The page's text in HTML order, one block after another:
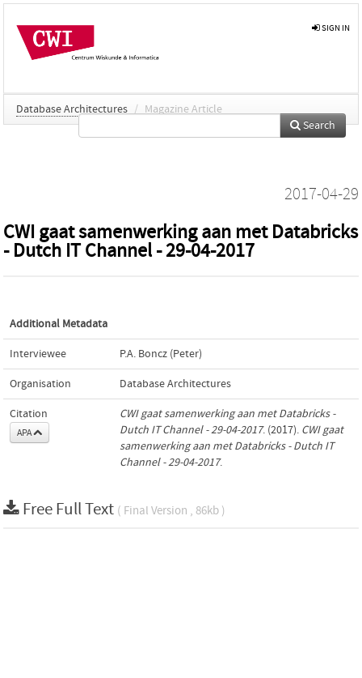
SIGN IN
Database Architectures / Magazine Article
Search
2017-04-29
CWI gaat samenwerking aan met Databricks
- Dutch IT Channel - 29-04-2017
Additional Metadata
Interviewee P.A. Boncz (Peter)
Organisation Database Architectures
Citation
APA
CWI gaat samenwerking aan met Databricks -
Dutch IT Channel - 29-04-2017. (2017). CWI gaat
samenwerking aan met Databricks - Dutch IT
Channel - 29-04-2017.
Free Full Text ( Final Version , 86kb )